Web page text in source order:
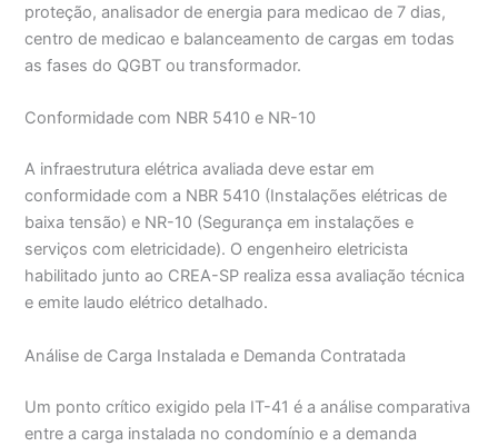
proteção, analisador de energia para medicao de 7 dias,
centro de medicao e balanceamento de cargas em todas
as fases do QGBT ou transformador.
Conformidade com NBR 5410 e NR-10
A infraestrutura elétrica avaliada deve estar em
conformidade com a NBR 5410 (Instalações elétricas de
baixa tensão) e NR-10 (Segurança em instalações e
serviços com eletricidade). O engenheiro eletricista
habilitado junto ao CREA-SP realiza essa avaliação técnica
e emite laudo elétrico detalhado.
Análise de Carga Instalada e Demanda Contratada
Um ponto crítico exigido pela IT-41 é a análise comparativa
entre a carga instalada no condomínio e a demanda